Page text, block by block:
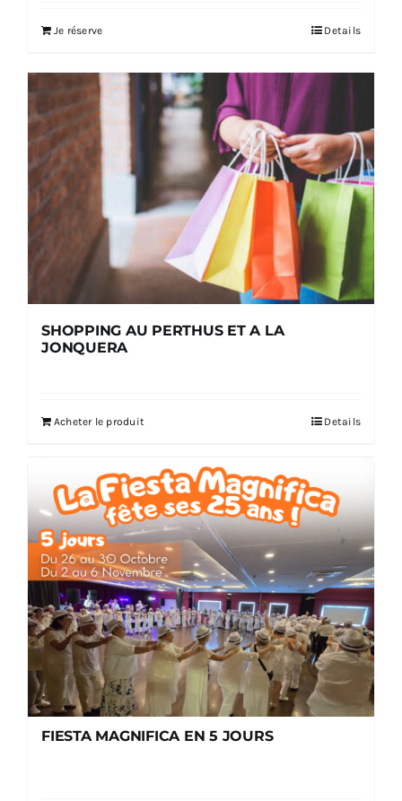
Je réserve Details
SHOPPING AU PERTHUS ET A LA
JONQUERA
Acheter le produit Details
FIESTA MAGNIFICA EN 5 JOURS